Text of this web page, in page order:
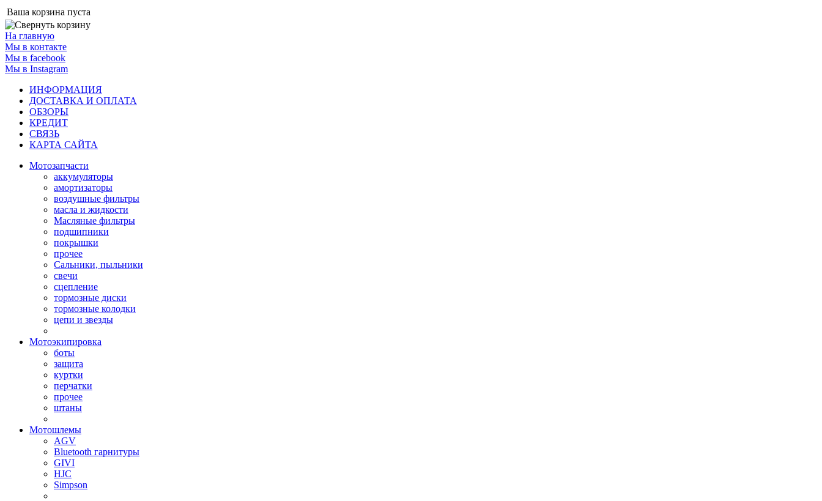
Ваша корзина пуста
На главную
Мы в контакте
Мы в facebook
Мы в Instagram
ИНФОРМАЦИЯ
ДОСТАВКА И ОПЛАТА
ОБЗОРЫ
КРЕДИТ
СВЯЗЬ
КАРТА САЙТА
Мотозапчасти
аккумуляторы
амортизаторы
воздушные фильтры
масла и жидкости
Масляные фильтры
подшипники
покрышки
прочее
Сальники, пыльники
свечи
сцепление
тормозные диски
тормозные колодки
цепи и звезды
Мотоэкипировка
боты
защита
куртки
перчатки
прочее
штаны
Мотошлемы
AGV
Bluetooth гарнитуры
GIVI
HJC
Simpson